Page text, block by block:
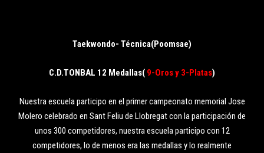
Taekwondo- Técnica(Poomsae)
C.D.TONBAL 12 Medallas( 9-Oros y 3-Platas)
Nuestra escuela participo en el primer campeonato memorial Jose
Molero celebrado en Sant Feliu de Llobregat con la participación de
unos 300 competidores, nuestra escuela participo con 12
competidores, lo de menos era las medallas y lo realmente